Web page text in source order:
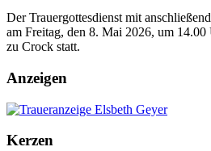
Der Trauergottesdienst mit
am Freitag, den 8. Mai 2026, um
zu Crock statt.
Anzeigen
Kerzen